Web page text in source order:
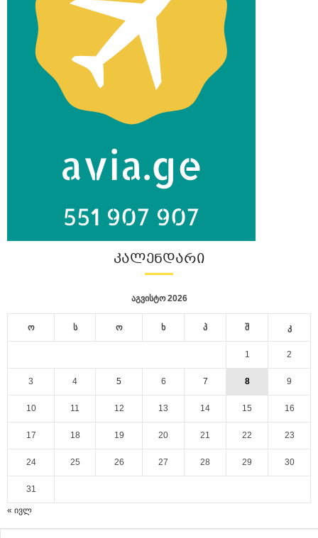
ᲙᲐᲚᲔᲜᲓᲐᲠᲘ
აგვისტო 2026
ო ს ო ხ პ შ კ
1 2
3 4 5 6 7 8 9
10 11 12 13 14 15 16
17 18 19 20 21 22 23
24 25 26 27 28 29 30
31
« ივლ